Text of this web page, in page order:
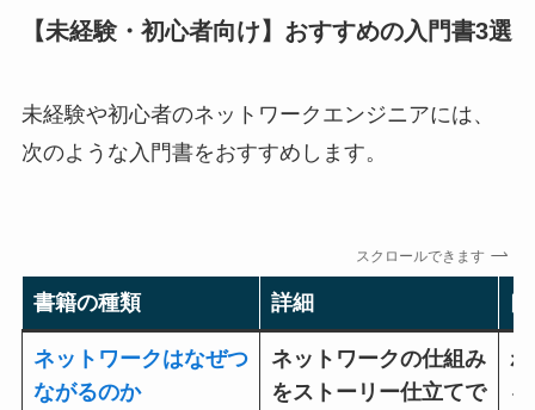
【未経験・初心者向け】おすすめの入門書3選
未経験や初心者のネットワークエンジニアには、
次のような入門書をおすすめします。
スクロールできます
書籍の種類 詳細
ネットワークはなぜつ
ながるのか
ネットワークの仕組み
をストーリー仕立てで